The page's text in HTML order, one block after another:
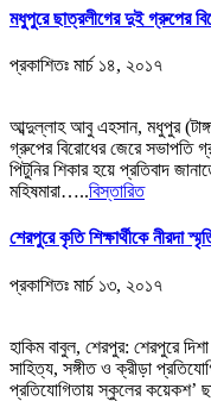
মধুপুরে ছাত্রলীগের দুই গ্রুপের
প্রকাশিতঃ মার্চ ১৪, ২০১৭
আব্দুল্লাহ আবু এহসান, মধুপুর
গ্রুপের বিরোধের জেরে সভাপতি
পিটুনির শিকার হয়ে প্রতিবাদ
মহিষমারা…..বিস্তারিত
শেরপুরে কৃতি শিক্ষার্থীকে নীরদা
প্রকাশিতঃ মার্চ ১৩, ২০১৭
হাকিম বাবুল, শেরপুর: শেরপুরে
সাহিত্য, সঙ্গীত ও ক্রীড়া
প্রতিযোগিতায় স্কুলের